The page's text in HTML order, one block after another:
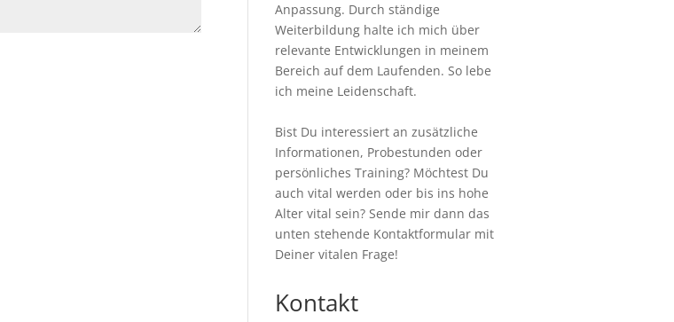
Anpassung. Durch ständige
Weiterbildung halte ich mich über
relevante Entwicklungen in meinem
Bereich auf dem Laufenden. So lebe
ich meine Leidenschaft.
Bist Du interessiert an zusätzliche
Informationen, Probestunden oder
persönliches Training? Möchtest Du
auch vital werden oder bis ins hohe
Alter vital sein? Sende mir dann das
unten stehende Kontaktformular mit
Deiner vitalen Frage!
Kontakt